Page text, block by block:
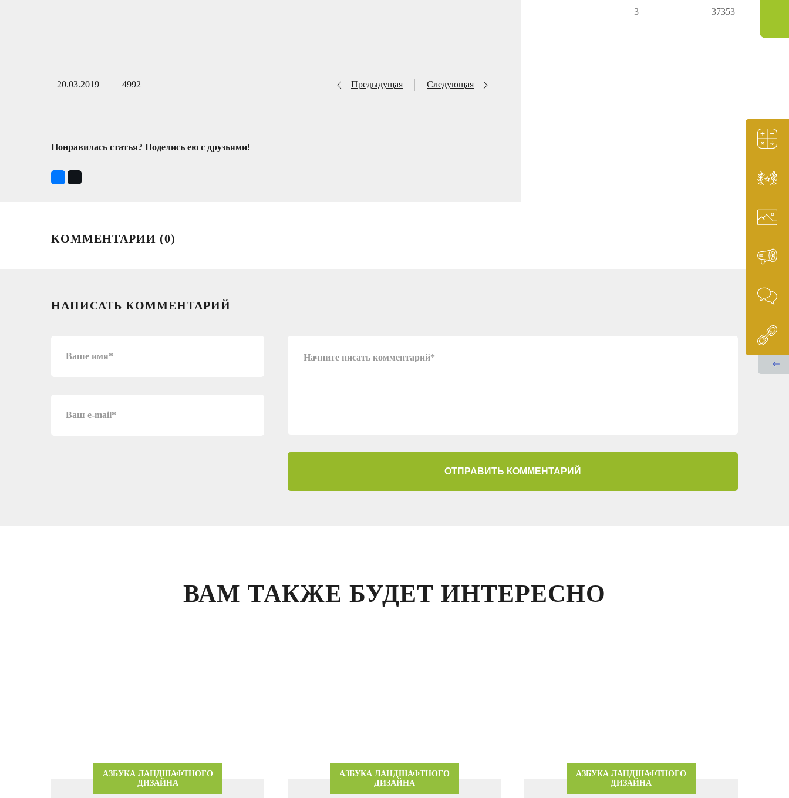
20.03.2019 4992 Предыдущая Следующая
Понравилась статья? Поделись ею с друзьями!
3
37353
КОММЕНТАРИИ (0)
НАПИСАТЬ КОММЕНТАРИЙ
ОТПРАВИТЬ КОММЕНТАРИЙ
ВАМ ТАКЖЕ БУДЕТ ИНТЕРЕСНО
АЗБУКА ЛАНДШАФТНОГО
ДИЗАЙНА
АЗБУКА ЛАНДШАФТНОГО
ДИЗАЙНА
АЗБУКА ЛАНДШАФТНОГО
ДИЗАЙНА